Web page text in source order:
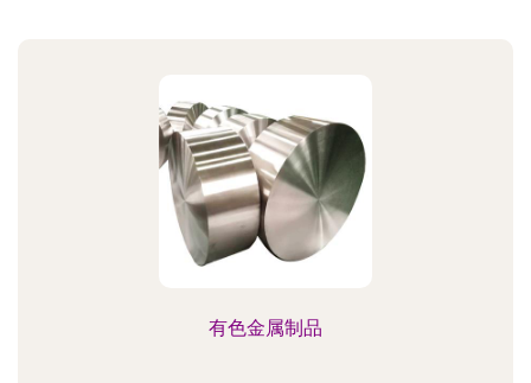
有色金属制品